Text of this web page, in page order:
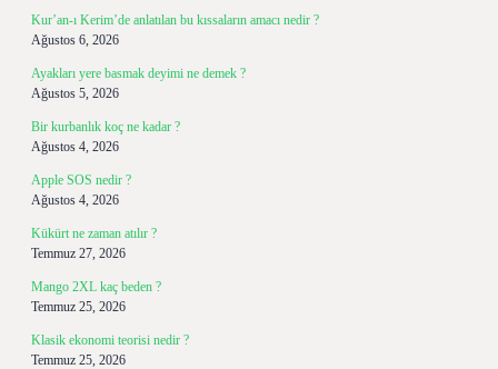
Kur’an-ı Kerim’de anlatılan bu kıssaların amacı nedir ?
Ağustos 6, 2026
Ayakları yere basmak deyimi ne demek ?
Ağustos 5, 2026
Bir kurbanlık koç ne kadar ?
Ağustos 4, 2026
Apple SOS nedir ?
Ağustos 4, 2026
Kükürt ne zaman atılır ?
Temmuz 27, 2026
Mango 2XL kaç beden ?
Temmuz 25, 2026
Klasik ekonomi teorisi nedir ?
Temmuz 25, 2026